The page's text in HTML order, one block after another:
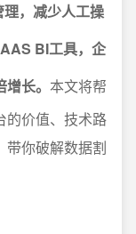
，减少人工操
BI工具，企
长。 本文将帮
的价值、技术路
带你破解数据割